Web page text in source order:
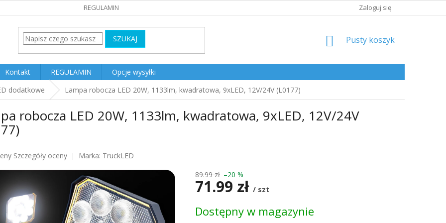
REGULAMIN Zaloguj się
SZUKAJ KOSZYK
Pusty koszyk
Kontakt REGULAMIN
Opcje wysyłki
dodatkowe Lampa robocza LED 20W, 1133lm, kwadratowa, 9xLED, 12V/24V (L0177)
robocza LED 20W, 1133lm, kwadratowa, 9xLED, 12V/24V
Szczegóły oceny Marka: TruckLED
89.99 zł –20 %
71.99 zł / szt
jednostkowa:
Dostępny w magazynie